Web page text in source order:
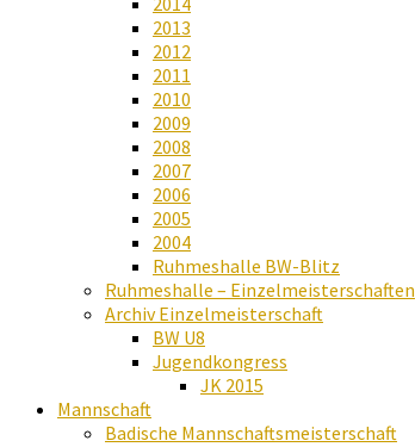
2013
2012
2011
2010
2009
2008
2007
2006
2005
2004
Ruhmeshalle BW-Blitz
Ruhmeshalle – Einzelmeisterschaften
Archiv Einzelmeisterschaft
BW U8
Jugendkongress
JK 2015
Mannschaft
Badische Mannschaftsmeisterschaft